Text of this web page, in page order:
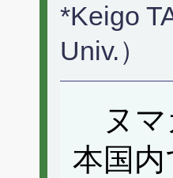
*Keigo
Univ.）
ヌマ
本国